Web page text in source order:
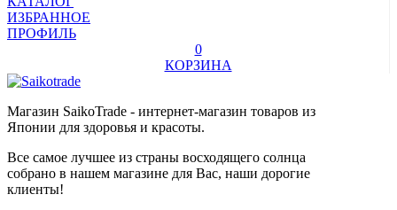
ИЗБРАННОЕ
ПРОФИЛЬ
0
КОРЗИНА
Магазин SaikoTrade - интернет-магазин товаров из
Японии для здоровья и красоты.
Все самое лучшее из страны восходящего солнца
собрано в нашем магазине для Вас, наши дорогие
клиенты!